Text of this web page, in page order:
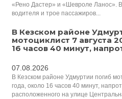
«Рено Дастер» и «Шевроле Ланос». В
водителя и трое пассажиров...
В Кезском районе
мотоциклист 7 августа
16 часов 40 минут,
07.08.2026
В Кезском районе Удмуртии погиб
года, около 16 часов 40 минут,
расположенного на улице